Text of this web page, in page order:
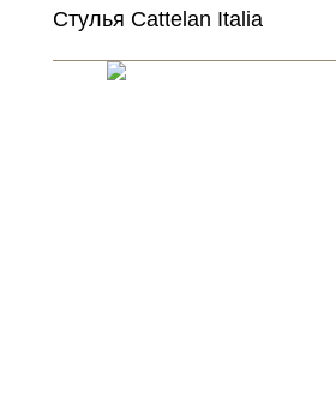
Стулья Cattelan Italia